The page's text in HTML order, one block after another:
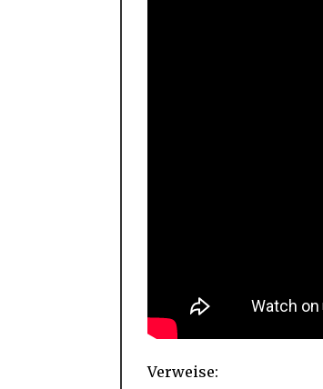
Verweise: